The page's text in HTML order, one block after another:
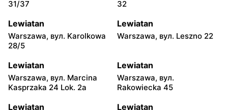
31/37
32
Lewiatan
Warszawa, вул. Karolkowa
28/5
Lewiatan
Warszawa, вул. Leszno 22
Lewiatan
Warszawa, вул. Marcina
Kasprzaka 24 Lok. 2a
Lewiatan
Warszawa, вул.
Rakowiecka 45
Lewiatan Lewiatan